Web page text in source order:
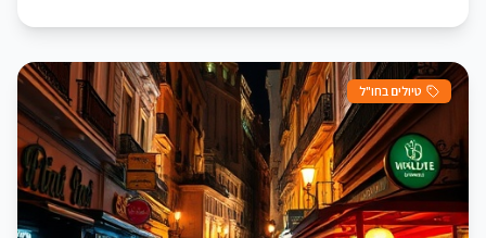
טיולים בחו"ל